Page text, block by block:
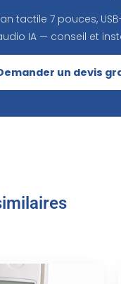
tactile 7 pouces,
IA — conseil et
un devis